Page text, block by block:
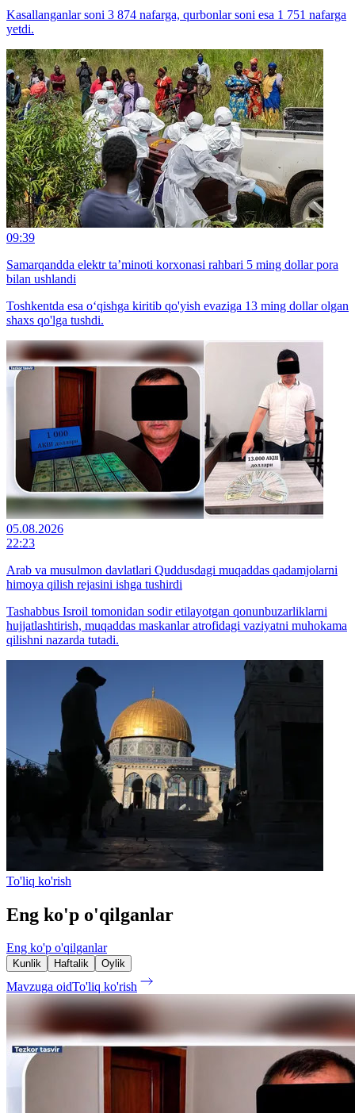
Kasallanganlar soni 3 874 nafarga, qurbonlar soni esa 1 751 nafarga
yetdi.
09:39
Samarqandda elektr ta’minoti korxonasi rahbari 5 ming dollar pora
bilan ushlandi
Toshkentda esa o‘qishga kiritib qo'yish evaziga 13 ming dollar olgan
shaxs qo'lga tushdi.
05.08.2026
22:23
Arab va musulmon davlatlari Quddusdagi muqaddas qadamjolarni
himoya qilish rejasini ishga tushirdi
Tashabbus Isroil tomonidan sodir etilayotgan qonunbuzarliklarni
hujjatlashtirish, muqaddas maskanlar atrofidagi vaziyatni muhokama
qilishni nazarda tutadi.
To'liq ko'rish
Eng ko'p o'qilganlar
Eng ko'p o'qilganlar
Kunlik Haftalik Oylik
Mavzuga oidTo'liq ko'rish